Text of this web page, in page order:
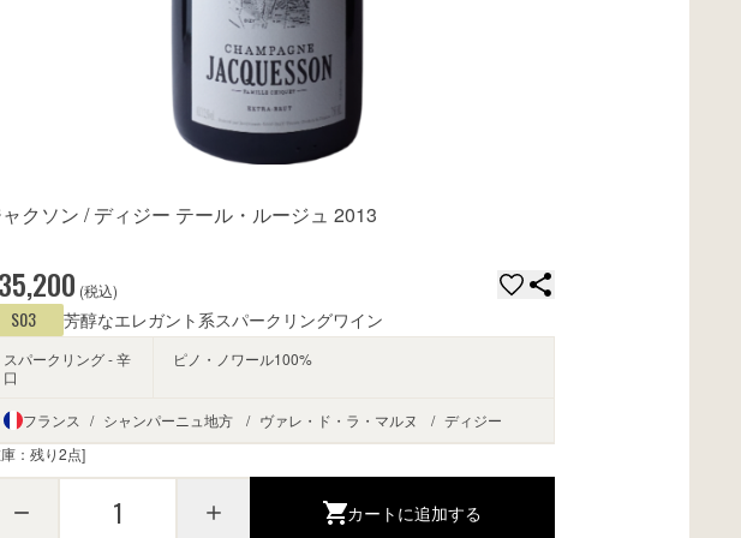
クソン / ディジー テール・ルージュ 2013
(税込)
S03 芳醇なエレガント系スパークリングワイン
スパークリング - 辛
口
ピノ・ノワール100%
フランス / シャンパーニュ地方 / ヴァレ・ド・ラ・マルヌ / ディジー
：残り2点]
1 カートに追加する